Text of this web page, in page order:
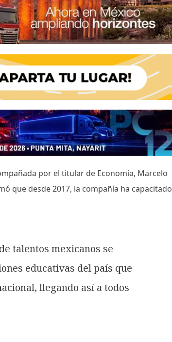
por el titular de Economía, Marcelo
que desde 2017, la compañía ha capacitado
talentos mexicanos se
educativas del país que
llegando así a todos